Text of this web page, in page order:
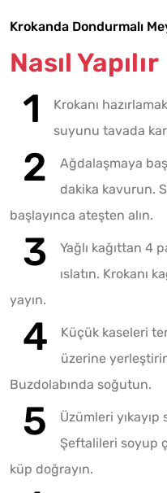
Krokanda Dondurmalı
Nasıl Yapılır
Krokanı
suyunu tavada
Ağdalaşmaya
dakika kavurun.
başlayınca ateşten alın.
Yağlı kağıttan 4
ıslatın. Krokanı
yayın.
Küçük kaseleri
üzerine
Buzdolabında soğutun.
Üzümleri yıkayıp
Şeftalileri soyup
küp doğrayın.